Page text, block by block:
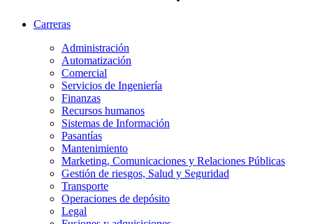
Carreras
Administración
Automatización
Comercial
Servicios de Ingeniería
Finanzas
Recursos humanos
Sistemas de Información
Pasantías
Mantenimiento
Marketing, Comunicaciones y Relaciones Públicas
Gestión de riesgos, Salud y Seguridad
Transporte
Operaciones de depósito
Legal